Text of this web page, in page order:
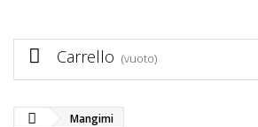
Carrello (vuoto)
Mangimi